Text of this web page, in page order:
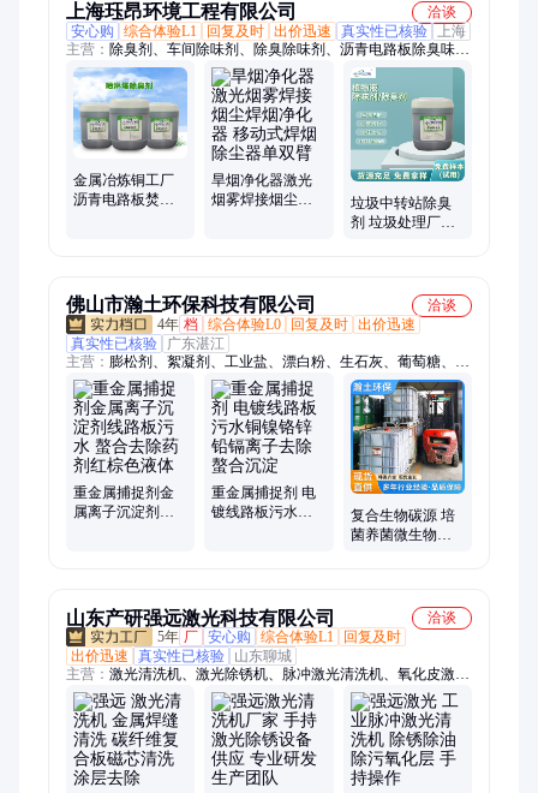
上海珏昂环境工程有限公司
洽谈
安心购
综合体验L1 回复及时 出价迅速 真实性已核验
上海
主营： 除臭剂、车间除味剂、除臭除味剂、沥青电路板除臭味
剂、垃圾除味剂、废气除味剂、污水除味剂、污泥除味剂、喷淋
塔除味剂、植物液除味剂、生物除味剂、垃圾除臭剂、污水除臭
剂、污泥除臭剂、植物除臭剂、喷淋塔除臭剂、工业除臭剂、养
殖场除臭剂、废气除臭剂、氨气除臭剂、硫化氢除臭剂、甲硫醇
除臭剂、沥青除臭剂、柴油除臭剂、油品除臭剂、化工溶剂除味
剂
金属冶炼铜工厂
沥青电路板焚烧
旱烟净化器激光
烟雾焊接烟尘焊
垃圾中转站除臭
剂 垃圾处理厂除
佛山市瀚土环保科技有限公司
洽谈
4年 档 综合体验L0 回复及时 出价迅速
真实性已核验
广东湛江
主营： 膨松剂、絮凝剂、工业盐、漂白粉、生石灰、葡萄糖、无
水硫酸钠、高效复合碱、焦亚硫酸钠、食品级柠檬酸、聚丙烯酰
胺、聚合氯化铝、聚合硫酸铁、复合碱、纯碱、硫酸亚铁、柠檬
酸、一水柠檬酸、无水柠檬酸、复合碳源、碳源、二水氯化钙、
高效除磷剂、聚合硅酸铝铁
重金属捕捉剂金
属离子沉淀剂线
重金属捕捉剂 电
镀线路板污水铜
复合生物碳源 培
菌养菌微生物降
山东产研强远激光科技有限公司
洽谈
5年 厂 安心购 综合体验L1
回复及时
出价迅速
真实性已核验
山东聊城
主营： 激光清洗机、激光除锈机、脉冲激光清洗机、氧化皮激光
去除机、手持激光清洗机、手持激光除锈机、激光清洗设备、工
业激光清洗机、模具激光清洗机、金属激光除锈机、激光除漆
机、焊前焊后激光清洗机、激光表面清洗机、3000瓦激光除锈
机、200瓦激光清洗机、300瓦激光清洗机、500瓦激光清洗机、
便携式激光清洗机、零部件激光清洗机、自动化激光清洗设备、